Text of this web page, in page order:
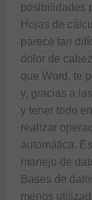
posibilidades
Hojas de
parece tan
dolor de
que Word, te
y, gracias a
y tener todo
realizar
automática.
manejo de
Bases de
menos